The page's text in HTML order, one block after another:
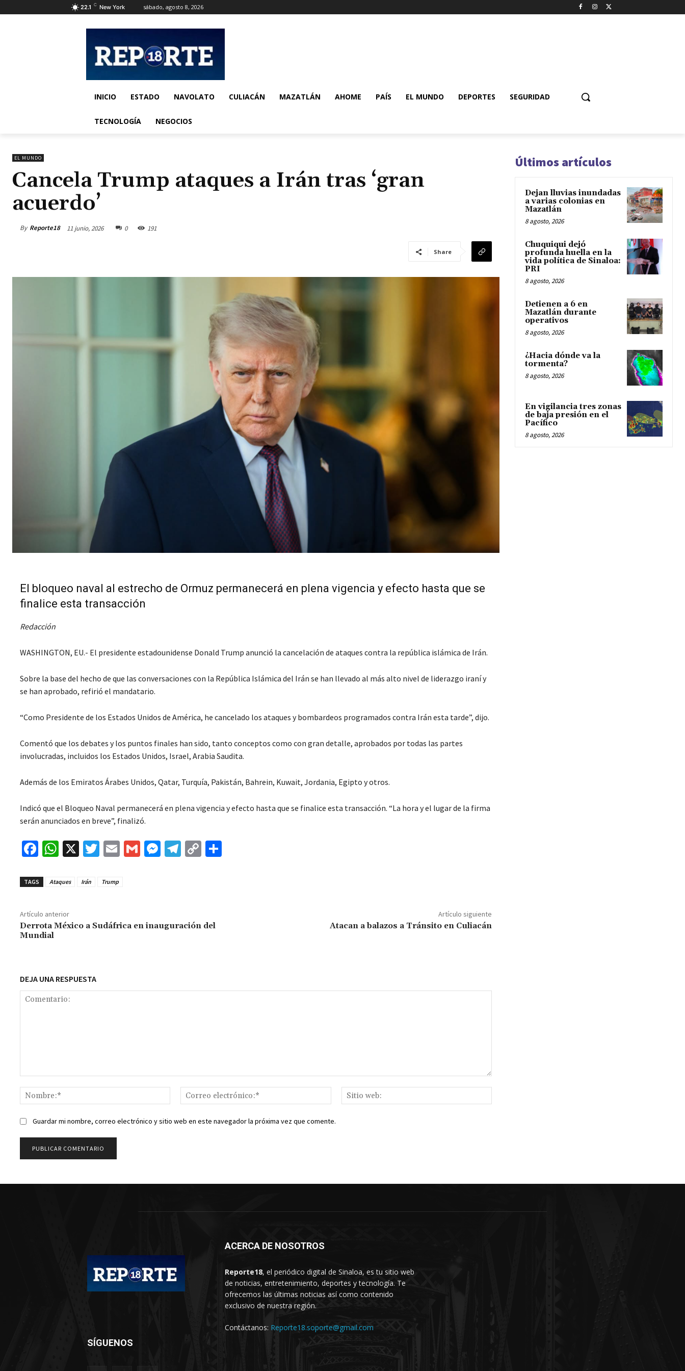
22.1 C New York sábado, agosto 8, 2026
INICIO ESTADO NAVOLATO CULIACÁN MAZATLÁN AHOME PAÍS EL MUNDO DEPORTES SEGURIDAD
TECNOLOGÍA NEGOCIOS
EL MUNDO
Cancela Trump ataques a Irán tras ‘gran
acuerdo’
By Reporte18 11 junio, 2026 0 191
Share
El bloqueo naval al estrecho de Ormuz permanecerá en plena vigencia y efecto hasta que se
finalice esta transacción
Redacción
WASHINGTON, EU.- El presidente estadounidense Donald Trump anunció la cancelación de ataques contra la república islámica de Irán.
Sobre la base del hecho de que las conversaciones con la República Islámica del Irán se han llevado al más alto nivel de liderazgo iraní y
se han aprobado, refirió el mandatario.
“Como Presidente de los Estados Unidos de América, he cancelado los ataques y bombardeos programados contra Irán esta tarde”, dijo.
Comentó que los debates y los puntos finales han sido, tanto conceptos como con gran detalle, aprobados por todas las partes
involucradas, incluidos los Estados Unidos, Israel, Arabia Saudita.
Además de los Emiratos Árabes Unidos, Qatar, Turquía, Pakistán, Bahrein, Kuwait, Jordania, Egipto y otros.
Indicó que el Bloqueo Naval permanecerá en plena vigencia y efecto hasta que se finalice esta transacción. “La hora y el lugar de la firma
serán anunciados en breve”, finalizó.
Fa
b
o
k
W
at
p
p
X
T
tt
E
G
M
r
Te C
n
TAGS Ataques Irán Trump
Artículo anterior
Derrota México a Sudáfrica en inauguración del
Mundial
Artículo siguiente
Atacan a balazos a Tránsito en Culiacán
DEJA UNA RESPUESTA
Nombre:*
Correo
electrónico:*
web:
Guardar mi nombre, correo electrónico y sitio web en este navegador la próxima vez que comente.
Últimos artículos
Dejan lluvias inundadas
a varias colonias en
Mazatlán
8 agosto, 2026
Chuquiqui dejó
profunda huella en la
vida política de Sinaloa:
PRI
8 agosto, 2026
Detienen a 6 en
Mazatlán durante
operativos
8 agosto, 2026
¿Hacia dónde va la
tormenta?
8 agosto, 2026
En vigilancia tres zonas
de baja presión en el
Pacífico
8 agosto, 2026
ACERCA DE NOSOTROS
Reporte18, el periódico digital de Sinaloa, es tu sitio web
de noticias, entretenimiento, deportes y tecnología. Te
ofrecemos las últimas noticias así como contenido
exclusivo de nuestra región.
Contáctanos: Reporte18.soporte@gmail.com
SÍGUENOS